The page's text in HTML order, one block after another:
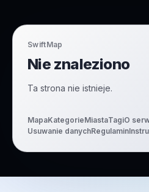
SwiftMap
Nie znaleziono
Ta strona nie istnieje.
MapaKategorieMiastaTagiO
Usuwanie danychRegulamin